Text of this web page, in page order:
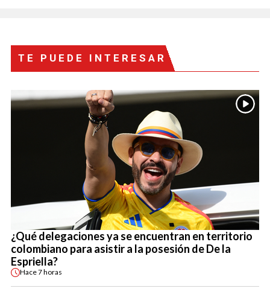
TE PUEDE INTERESAR
¿Qué delegaciones ya se encuentran en territorio
colombiano para asistir a la posesión de De la
Espriella?
Hace7 horas